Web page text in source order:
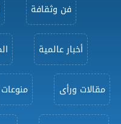
فن وثقافة
أخبار عالمية
مقالات ورأى منوعات